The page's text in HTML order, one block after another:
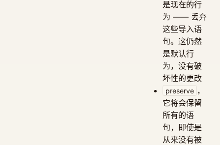
是现在的行
为 —— 丢弃
这些导入语
句。这仍然
是默认行
为，没有破
坏性的更改
preserve ，
它将会保留
所有的语
句，即使是
从来没有被